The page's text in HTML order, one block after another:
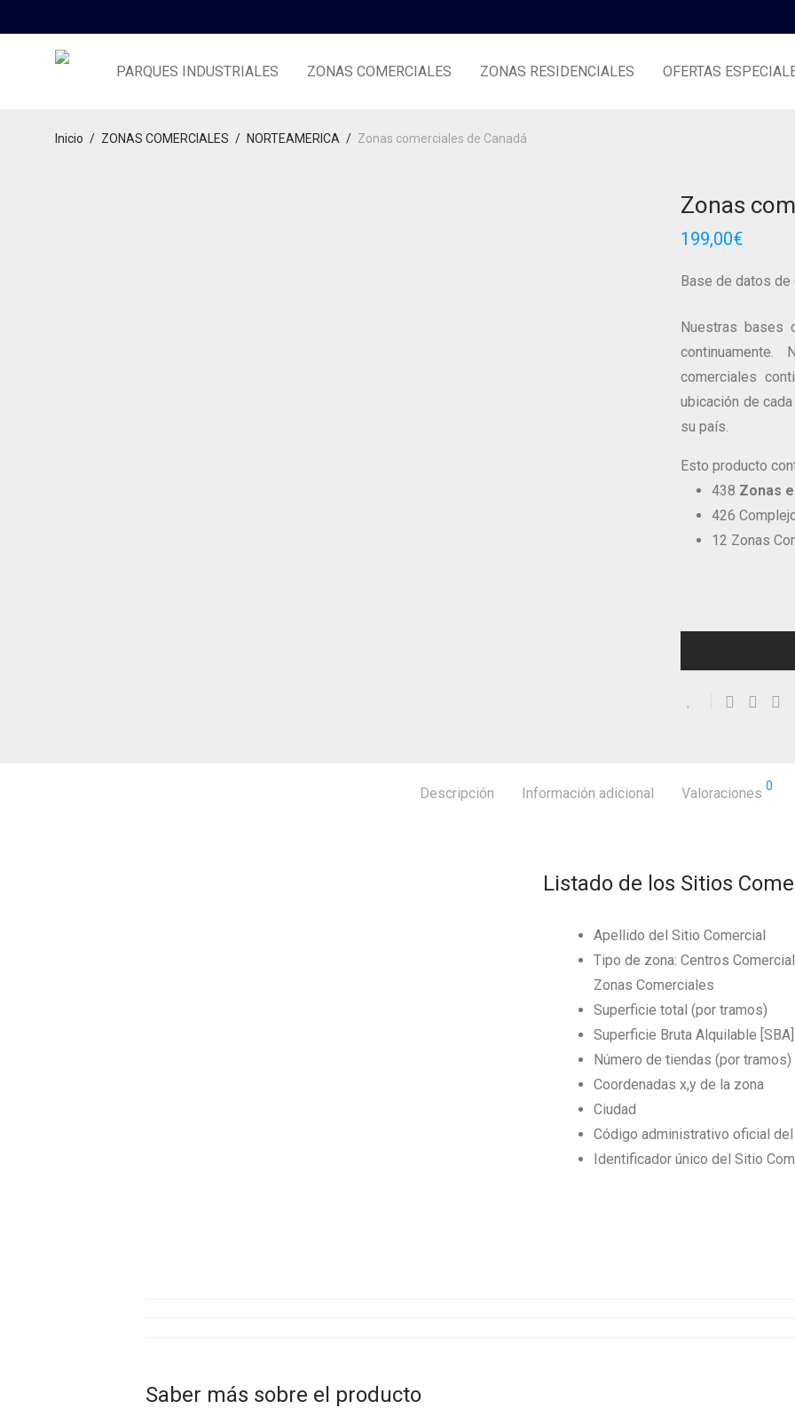
PARQUES INDUSTRIALES ZONAS COMERCIALES ZONAS RESIDENCIALES OFERTAS
Inicio / ZONAS COMERCIALES / NORTEAMERICA / Zonas comerciales de Canadá
Zonas
199,00€
Base de datos de
Nuestras bases
comerciales
ubicación de
su país.
Esto producto
438 Zonas
426
12 Zonas
Descripción Información adicional Valoraciones 0
Listado de los Sitios
Apellido del Sitio Comercial
Tipo de zona: Centros
Zonas Comerciales
Superficie total (por tramos)
Superficie Bruta Alquilable
Número de tiendas (por tramos)
Coordenadas x,y de la zona
Ciudad
Código administrativo oficial
Identificador único del Sitio
Saber más sobre el producto